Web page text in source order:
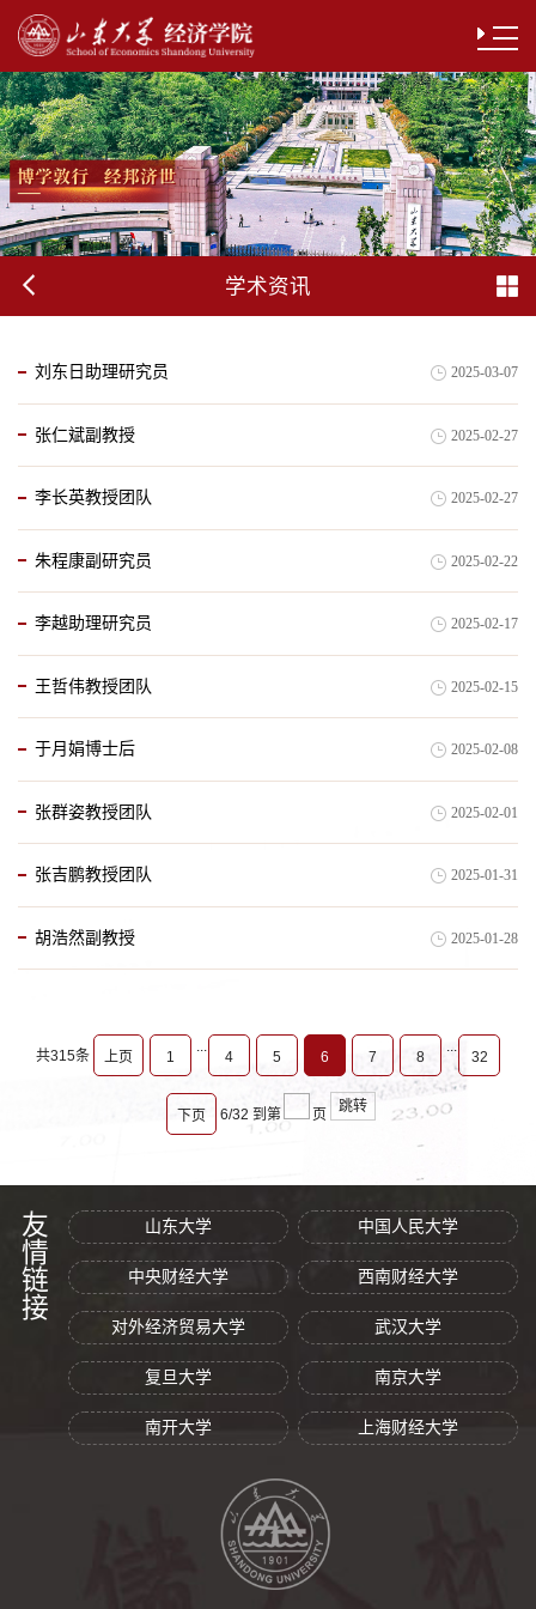
学术资讯
刘东日助理研究员 2025-03-07
张仁斌副教授 2025-02-27
李长英教授团队 2025-02-27
朱程康副研究员 2025-02-22
李越助理研究员 2025-02-17
王哲伟教授团队 2025-02-15
于月娟博士后 2025-02-08
张群姿教授团队 2025-02-01
张吉鹏教授团队 2025-01-31
胡浩然副教授 2025-01-28
共315条 上页 1 4 5 6 7 8 32
下页 6/32 到第 页
跳转
友情链接 山东大学 中国人民大学
中央财经大学 西南财经大学
对外经济贸易大学 武汉大学
复旦大学 南京大学
南开大学 上海财经大学